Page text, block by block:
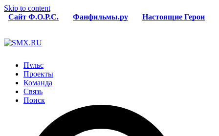
Skip to content
Сайт Ф.О.Р.С.
Фанфильмы.ру Настоящие Герои
Пульс
Проекты
Команда
Связь
Поиск